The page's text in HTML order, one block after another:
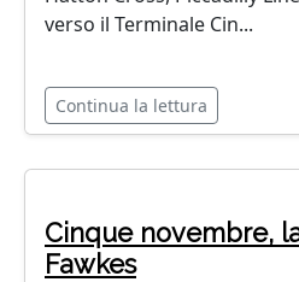
verso il Terminale Cin...
Continua la lettura
Cinque novembre,
Fawkes